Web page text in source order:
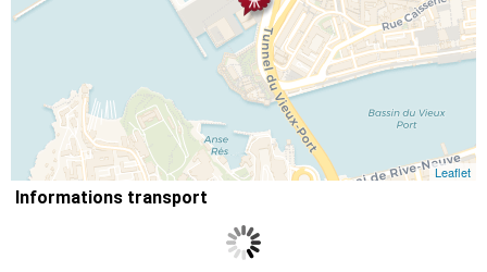
Leaflet
Informations transport